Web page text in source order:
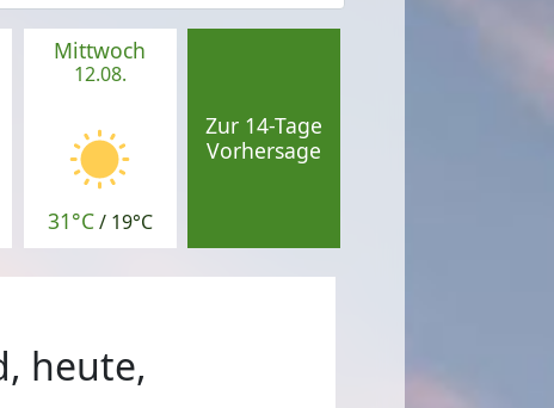
Mittwoch
12.08.
31°C/ 19°C
Zur 14-Tage
Vorhersage
heute,